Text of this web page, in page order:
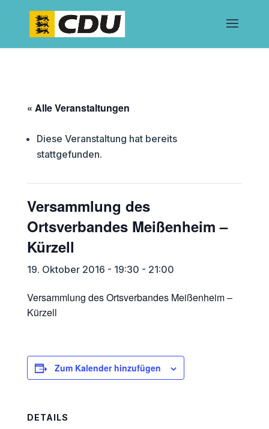
« Alle Veranstaltungen
Diese Veranstaltung hat bereits
stattgefunden.
Versammlung des
Ortsverbandes Meißenheim –
Kürzell
19. Oktober 2016 - 19:30 - 21:00
Versammlung des Ortsverbandes Meißenheim –
Kürzell
Zum Kalender hinzufügen
DETAILS